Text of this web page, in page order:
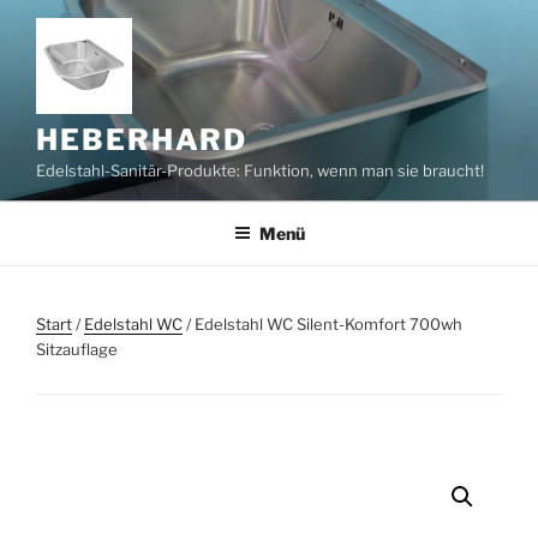
Zum
Inhalt
springen
HEBERHARD
Edelstahl-Sanitär-Produkte: Funktion, wenn man sie braucht!
Menü
Start/Edelstahl WC/ Edelstahl WC Silent-Komfort 700wh
Sitzauflage